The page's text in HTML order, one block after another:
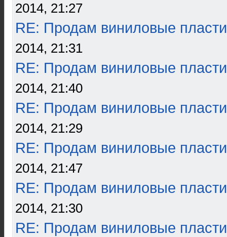
2014, 21:27
RE: Продам виниловые
2014, 21:31
RE: Продам виниловые
2014, 21:40
RE: Продам виниловые
2014, 21:29
RE: Продам виниловые
2014, 21:47
RE: Продам виниловые
2014, 21:30
RE: Продам виниловые